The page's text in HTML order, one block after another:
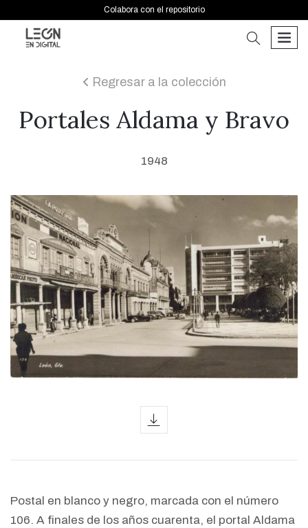
Colabora con el repositorio
buscar
icon
Regresar a la colección
Portales Aldama y Bravo
1948
Postal en blanco y negro, marcada con el número
106. A finales de los años cuarenta, el portal Aldama